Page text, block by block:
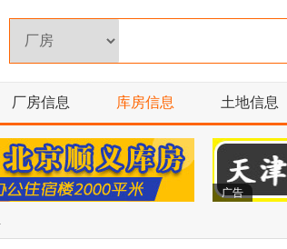
厂房信息 库房信息 土地信息
广告